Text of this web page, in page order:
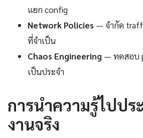
แยก config
Network Policies — จำกัด
ที่จำเป็น
Chaos Engineering — ทดสอบ
เป็นประจำ
การนำความรู้ไปปร
งานจริง